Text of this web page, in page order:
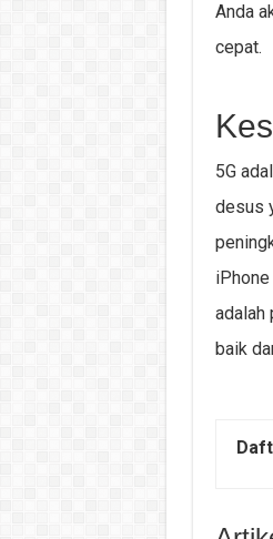
Anda
cepat.
5G
desus
adalah
baik